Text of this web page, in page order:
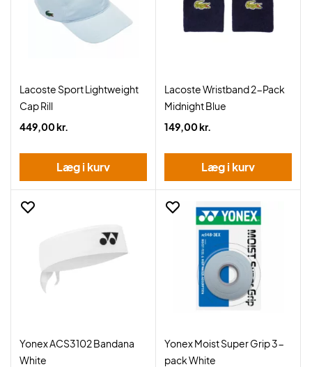
Lacoste Sport Lightweight
Cap Rill
449,00 kr.
Læg i kurv
Lacoste Wristband 2-Pack
Midnight Blue
149,00 kr.
Læg i kurv
Yonex ACS3102 Bandana
White
Yonex Moist Super Grip 3-
pack White